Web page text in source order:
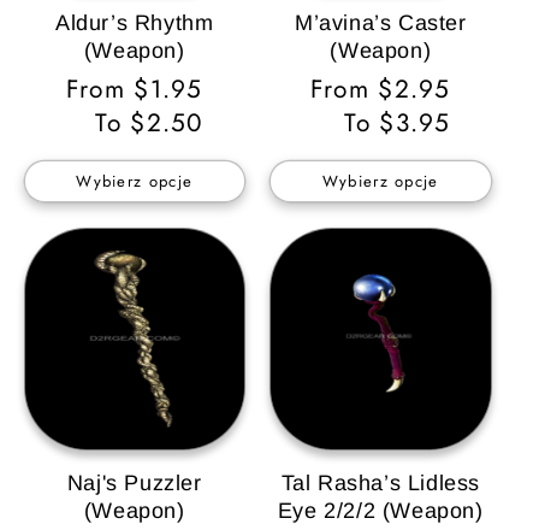
Aldur’s Rhythm
(Weapon)
Cena
regularna
From $1.95
To $2.50
Wybierz opcje
M’avina’s Caster
(Weapon)
Cena
regularna
From $2.95
To $3.95
Wybierz opcje
Naj's Puzzler
(Weapon)
Tal Rasha’s Lidless
Eye 2/2/2 (Weapon)